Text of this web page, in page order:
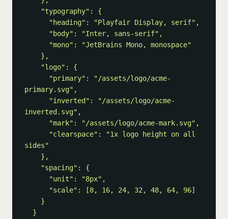
primary.svg",
inverted.svg",
sides"